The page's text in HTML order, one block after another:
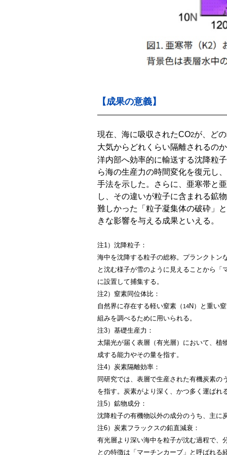
【成果の意義】
現在、海に吸収されたCO2が、ど
大気からどれくらい隔離されるの
洋内部へ効率的に輸送する沈降粒
ら海の生産力の時間変化を復元し
手法を示した。さらに、亜寒帯と
し、その違いが粒子に含まれる鉱
難しかった「粒子凝集体の破砕」
きな影響を与える成果といえる。
注1）沈降粒子：
海中を沈降する粒子の総称。プランクトン
と沈む様子が雪のように見えることから
に設置して捕集する。
注2）窒素同位体比：
自然界に存在する軽い窒素（ 14N）と重い
組みを調べるために用いられる。
注3）基礎生産力：
太陽光が届く表層（有光層）において、植
成する能力やその量を指す。
注4）炭素隔離効率：
同研究では、表層で生産された有機炭素の
を指す。炭素がより深く、かつ多く運ばれ
注5）鉱物成分：
沈降粒子の有機物以外の成分のうち、主に
注6）炭素フラックスの鉛直減衰：
有光層より深い海中を粒子が沈む過程で、
との特徴は「マーチンカーブ」と呼ばれる